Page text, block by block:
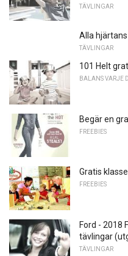
TÄVLINGAR
Alla
TÄVLINGAR
101 Helt
BALANS VARJE
Begär en
FREEBIES
Gratis
FREEBIES
Ford - 2018
tävlingar
TÄVLINGAR